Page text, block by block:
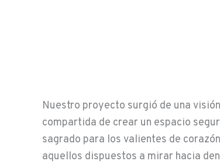
Nuestro proyecto surgió de una visión
compartida de crear un espacio
sagrado para los valientes de
aquellos dispuestos a mirar hacia